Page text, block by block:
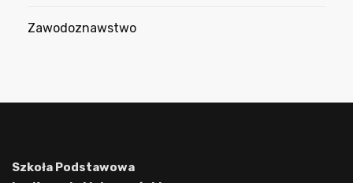
Zawodoznawstwo
Szkoła Podstawowa